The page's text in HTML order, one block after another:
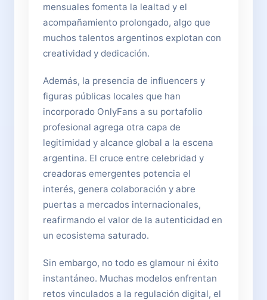
mensuales fomenta la lealtad y el
acompañamiento prolongado, algo que
muchos talentos argentinos explotan con
creatividad y dedicación.
Además, la presencia de influencers y
figuras públicas locales que han
incorporado OnlyFans a su portafolio
profesional agrega otra capa de
legitimidad y alcance global a la escena
argentina. El cruce entre celebridad y
creadoras emergentes potencia el
interés, genera colaboración y abre
puertas a mercados internacionales,
reafirmando el valor de la autenticidad en
un ecosistema saturado.
Sin embargo, no todo es glamour ni éxito
instantáneo. Muchas modelos enfrentan
retos vinculados a la regulación digital, el